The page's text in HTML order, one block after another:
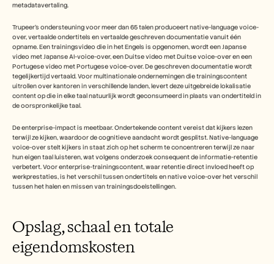
metadatavertaling.
Trupeer's ondersteuning voor meer dan 65 talen produceert native-language voice-
over, vertaalde ondertitels en vertaalde geschreven documentatie vanuit één
opname. Een trainingsvideo die in het Engels is opgenomen, wordt een Japanse
video met Japanse AI-voice-over, een Duitse video met Duitse voice-over en een
Portugese video met Portugese voice-over. De geschreven documentatie wordt
tegelijkertijd vertaald. Voor multinationale ondernemingen die trainingscontent
uitrollen over kantoren in verschillende landen, levert deze uitgebreide lokalisatie
content op die in elke taal natuurlijk wordt geconsumeerd in plaats van ondertiteld in
de oorspronkelijke taal.
De enterprise-impact is meetbaar. Ondertekende content vereist dat kijkers lezen
terwijl ze kijken, waardoor de cognitieve aandacht wordt gesplitst. Native-language
voice-over stelt kijkers in staat zich op het scherm te concentreren terwijl ze naar
hun eigen taal luisteren, wat volgens onderzoek consequent de informatie-retentie
verbetert. Voor enterprise-trainingscontent, waar retentie direct invloed heeft op
werkprestaties, is het verschil tussen ondertitels en native voice-over het verschil
tussen het halen en missen van trainingsdoelstellingen.
Opslag, schaal en totale
eigendomskosten